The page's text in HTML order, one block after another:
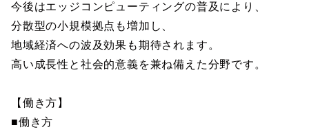
今後はエッジコンピューティングの普及により、
分散型の小規模拠点も増加し、
地域経済への波及効果も期待されます。
高い成長性と社会的意義を兼ね備えた分野です。
【働き方】
■働き方